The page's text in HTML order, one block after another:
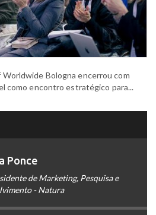
Worldwide Bologna encerrou com
como encontro estratégico para...
Ponce
de Marketing, Pesquisa e
- Natura